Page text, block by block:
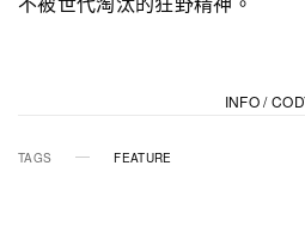
INFO /
TAGS FEATURE